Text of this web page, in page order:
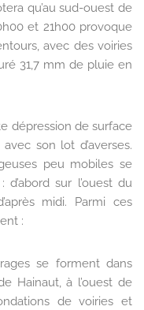
qu’au sud-ouest de
et 21h00 provoque
avec des voiries
31,7 mm de pluie en
dépression de surface
son lot d’averses.
peu mobiles se
sur l’ouest du
midi. Parmi ces
:
se forment dans
Hainaut, à l’ouest de
de voiries et